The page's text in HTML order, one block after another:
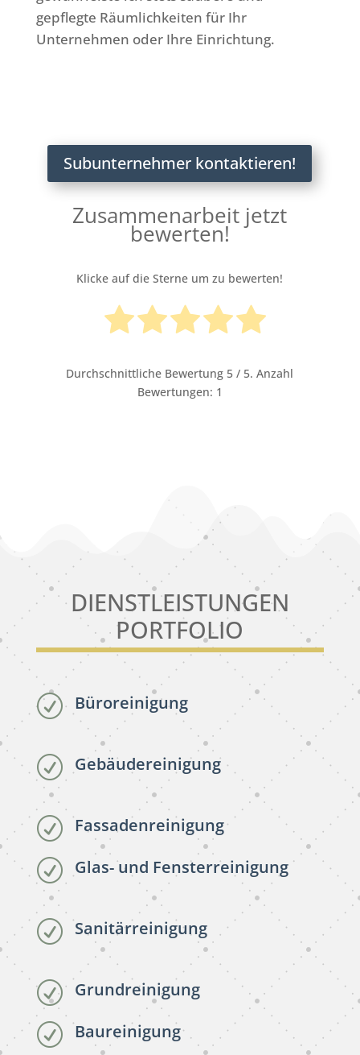
gepflegte Räumlichkeiten für Ihr
Unternehmen oder Ihre Einrichtung.
Subunternehmer kontaktieren!
Zusammenarbeit jetzt
bewerten!
Klicke auf die Sterne um zu bewerten!
Durchschnittliche Bewertung 5 / 5. Anzahl
Bewertungen: 1
DIENSTLEISTUNGEN
PORTFOLIO
R Büroreinigung
R Gebäudereinigung
R Fassadenreinigung
R Glas- und Fensterreinigung
R Sanitärreinigung
R Grundreinigung
R Baureinigung